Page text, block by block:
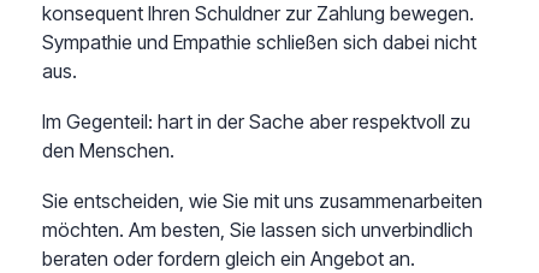
konsequent Ihren Schuldner zur Zahlung bewegen.
Sympathie und Empathie schließen sich dabei nicht
aus.
Im Gegenteil: hart in der Sache aber respektvoll zu
den Menschen.
Sie entscheiden, wie Sie mit uns zusammenarbeiten
möchten. Am besten, Sie lassen sich unverbindlich
beraten oder fordern gleich ein Angebot an.